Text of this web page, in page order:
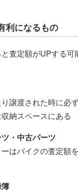
利になるもの
査定額がUPする可
譲渡された時に必
納スペースにある
・中古パーツ
はバイクの査定額